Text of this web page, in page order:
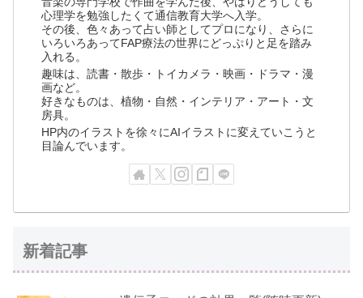
心理学を勉強したくて通信教育大学へ入学。
その後、色々あって占い師としてプロになり、さらに
いろいろあってFAP療法の世界にどっぷりと足を踏み
入れる。
趣味は、読書・散歩・トイカメラ・映画・ドラマ・漫
画など。
好きなものは、植物・自然・インテリア・アート・文
房具。
HP内のイラストを徐々にAIイラストに変えていこうと
目論んでいます。
新着記事